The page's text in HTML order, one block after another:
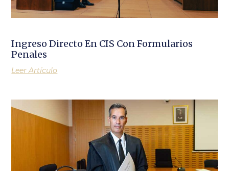
Ingreso Directo En CIS Con Formularios
Penales
Leer Artículo